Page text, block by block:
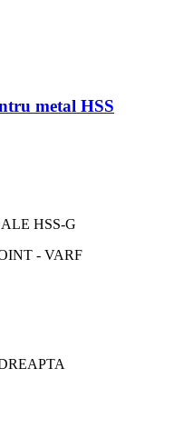
metal HSS
HSS-G
- VARF